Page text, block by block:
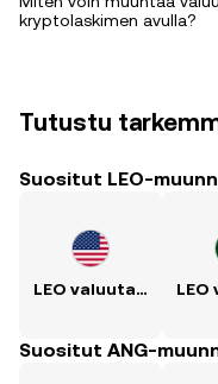
kryptolaskimen avulla?
Tutustu
Suositut LEO-
LEO valuutaksi USD
Suositut ANG-